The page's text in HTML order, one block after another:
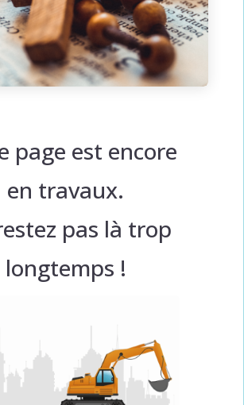
page est encore
en travaux.
pas là trop
longtemps !